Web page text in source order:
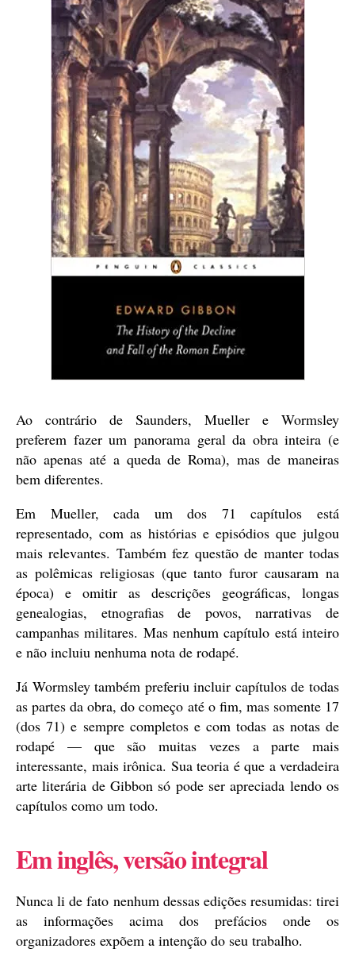
Ao contrário de Saunders, Mueller e Wormsley
preferem fazer um panorama geral da obra inteira (e
não apenas até a queda de Roma), mas de maneiras
bem diferentes.
Em Mueller, cada um dos 71 capítulos está
representado, com as histórias e episódios que julgou
mais relevantes. Também fez questão de manter todas
as polêmicas religiosas (que tanto furor causaram na
época) e omitir as descrições geográficas, longas
genealogias, etnografias de povos, narrativas de
campanhas militares. Mas nenhum capítulo está inteiro
e não incluiu nenhuma nota de rodapé.
Já Wormsley também preferiu incluir capítulos de todas
as partes da obra, do começo até o fim, mas somente 17
(dos 71) e sempre completos e com todas as notas de
rodapé — que são muitas vezes a parte mais
interessante, mais irônica. Sua teoria é que a verdadeira
arte literária de Gibbon só pode ser apreciada lendo os
capítulos como um todo.
Em inglês, versão integral
Nunca li de fato nenhum dessas edições resumidas: tirei
as informações acima dos prefácios onde os
organizadores expõem a intenção do seu trabalho.